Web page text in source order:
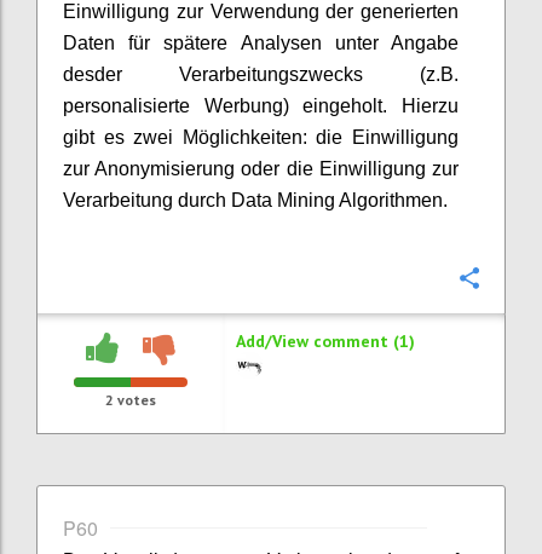
Einwilligung zur Verwendung der generierten
Daten für spätere Analysen unter Angabe
desder Verarbeitungszwecks (z.B.
personalisierte Werbung) eingeholt. Hierzu
gibt es zwei Möglichkeiten: die Einwilligung
zur Anonymisierung oder die Einwilligung zur
Verarbeitung durch Data Mining Algorithmen.
2 votes
Add/View comment (1)
P60